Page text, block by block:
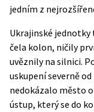
jedním z
Ukrajinské jednotky
čela kolon, ničily
uvěznily na silnici.
uskupení severně
nedokázalo město
ústup, který se do